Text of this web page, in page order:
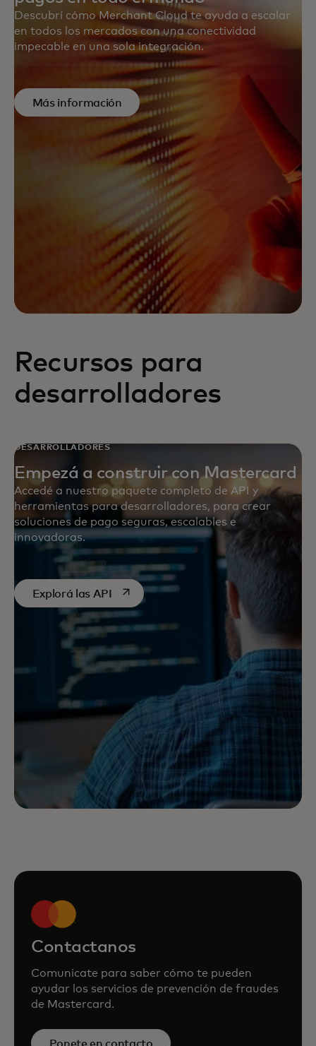
Descubrí cómo Merchant Cloud te ayuda a escalar
en todos los mercados con una conectividad
impecable en una sola integración.
Más información
Recursos para
desarrolladores
DESARROLLADORES
Empezá a construir con Mastercard
Accedé a nuestro paquete completo de API y
herramientas para desarrolladores, para crear
soluciones de pago seguras, escalables e
innovadoras.
Explorá las APIse abre en una pestaña nueva
Contactanos
Comunicate para saber cómo te pueden
ayudar los servicios de prevención de fraudes
de Mastercard.
Ponete en contacto